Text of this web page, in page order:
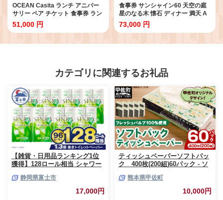
OCEAN Casita ランチ アニバー
サリー ペア チケット 食事券 ラン
チ イタリアン コース 絶景 記念日
池袋 豊島区 東京都
51,000 円
食事券 サンシャイン60 天空の庭
星のなる木 懐石 ディナー 満天 A
ペア チケット ギフト券 利用券 お
食事券
73,000 円
カテゴリに関連するお礼品
【雑貨・日用品ランキング1位
獲得】128ロール相当 シャワー
ー ダブル プレミアムシンラ 96
ロール (12R×8パック) 配達時間
指定可能 1.3倍巻き トイレット
静岡県富士市
17,000円
ティッシュペーパーソフトパッ
ク 400枚(200組)60パック - ソ
ー 生活用品 雑貨 日用品 必需品
紙 常備品 まとめ買い 備蓄 防災
ストック 熊本県 甲佐町【ZC】
熊本県甲佐町
10,000円